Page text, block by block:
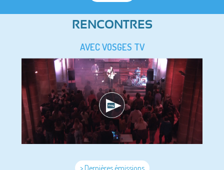
RENCONTRES
AVEC VOSGES TV